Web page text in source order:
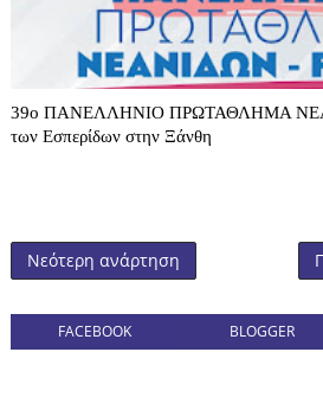
39o ΠΑΝΕΛΛΗΝΙΟ ΠΡΩΤΑΘΛΗΜΑ
των Εσπερίδων στην Ξάνθη
Νεότερη ανάρτηση
FACEBOOK BLOGGER